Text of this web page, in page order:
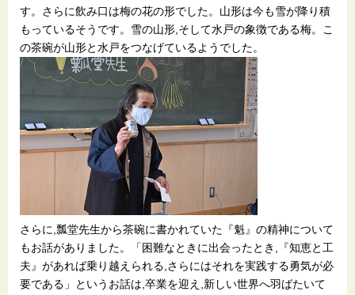
す。さらに飲み口は梅の花の形でした。山形は今も雪が降り積
もっているそうです。雪の山形,そして水戸の象徴である梅。こ
の茶碗が山形と水戸をつなげているようでした。
さらに,瓢堂先生から茶碗に書かれていた『魁』の精神について
もお話がありました。「困難なときに出会ったとき,『知恵と工
夫』があれば乗り越えられる,さらにはそれを実践する勇気が必
要である」というお話は,卒業を迎え,新しい世界へ羽ばたいて